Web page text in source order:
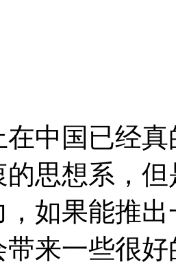
中国已经
思想系，
如果能推
带来一些很